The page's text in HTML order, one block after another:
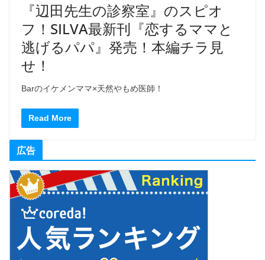
『辺田先生の診察室』のスピオ
フ！SILVA最新刊『恋するママと
逃げるパパ』発売！本編チラ見
せ！
Barのイケメンママ×天然やもめ医師！
Read More
広告